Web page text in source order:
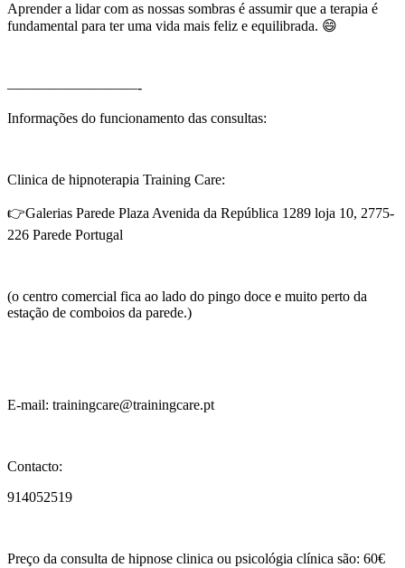
Aprender a lidar com as nossas sombras é assumir que a terapia é
fundamental para ter uma vida mais feliz e equilibrada. 😄
—————————-
Informações do funcionamento das consultas:
Clinica de hipnoterapia Training Care:
👉Galerias Parede Plaza Avenida da República 1289 loja 10, 2775-
226 Parede Portugal
(o centro comercial fica ao lado do pingo doce e muito perto da
estação de comboios da parede.)
E-mail: trainingcare@trainingcare.pt
Contacto:
914052519
Preço da consulta de hipnose clinica ou psicológia clínica são: 60€